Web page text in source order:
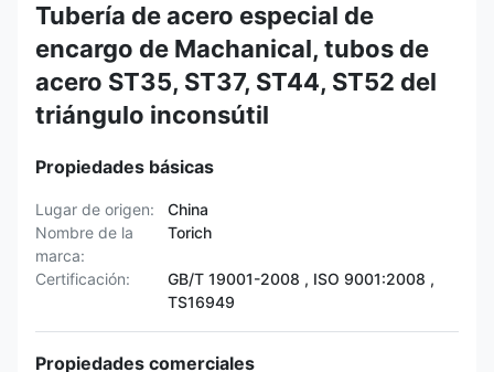
Tubería de acero especial de
encargo de Machanical, tubos de
acero ST35, ST37, ST44, ST52 del
triángulo inconsútil
Propiedades básicas
Lugar de origen:
China
Nombre de la
marca:
Torich
Certificación:
GB/T 19001-2008 , ISO 9001:2008 ,
TS16949
Propiedades comerciales